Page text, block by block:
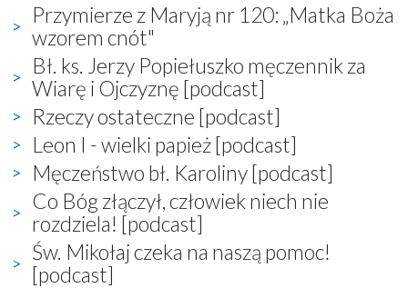
Przymierze z Maryją nr 120: „Matka Boża
wzorem cnót"
Bł. ks. Jerzy Popiełuszko męczennik za
Wiarę i Ojczyznę [podcast]
Rzeczy ostateczne [podcast]
Leon I - wielki papież [podcast]
Męczeństwo bł. Karoliny [podcast]
Co Bóg złączył, człowiek niech nie
rozdziela! [podcast]
Św. Mikołaj czeka na naszą pomoc!
[podcast]